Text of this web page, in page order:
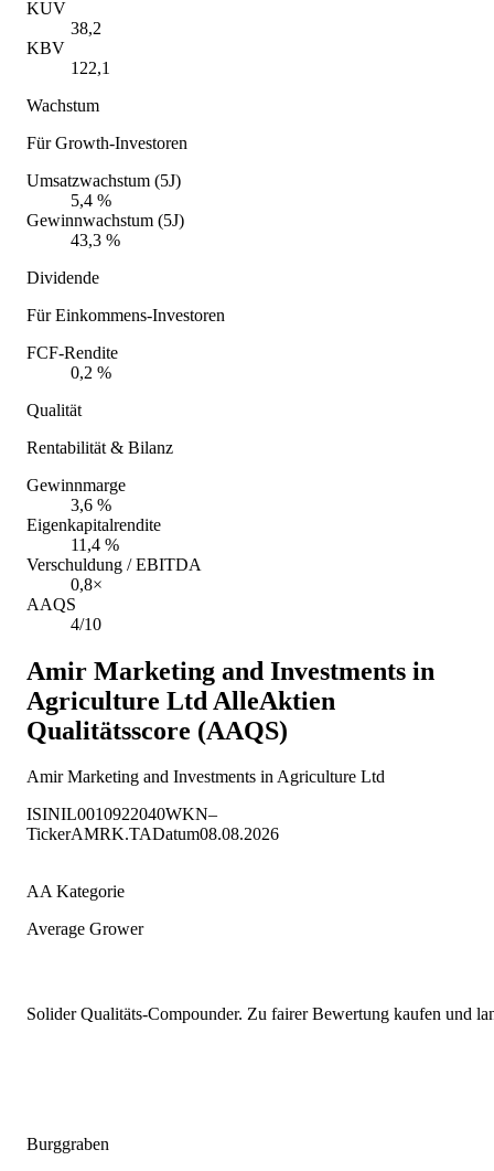
KUV
38,2
KBV
122,1
Wachstum
Für Growth-Investoren
Umsatzwachstum (5J)
5,4 %
Gewinnwachstum (5J)
43,3 %
Dividende
Für Einkommens-Investoren
FCF-Rendite
0,2 %
Qualität
Rentabilität & Bilanz
Gewinnmarge
3,6 %
Eigenkapitalrendite
11,4 %
Verschuldung / EBITDA
0,8×
AAQS
4/10
Amir Marketing and Investments in
Agriculture Ltd AlleAktien
Qualitätsscore (AAQS)
Amir Marketing and Investments in Agriculture Ltd
ISINIL0010922040WKN–
TickerAMRK.TADatum08.08.2026
AA Kategorie
Average Grower
Solider Qualitäts-Compounder. Zu fairer Bewertung kaufen und
Burggraben